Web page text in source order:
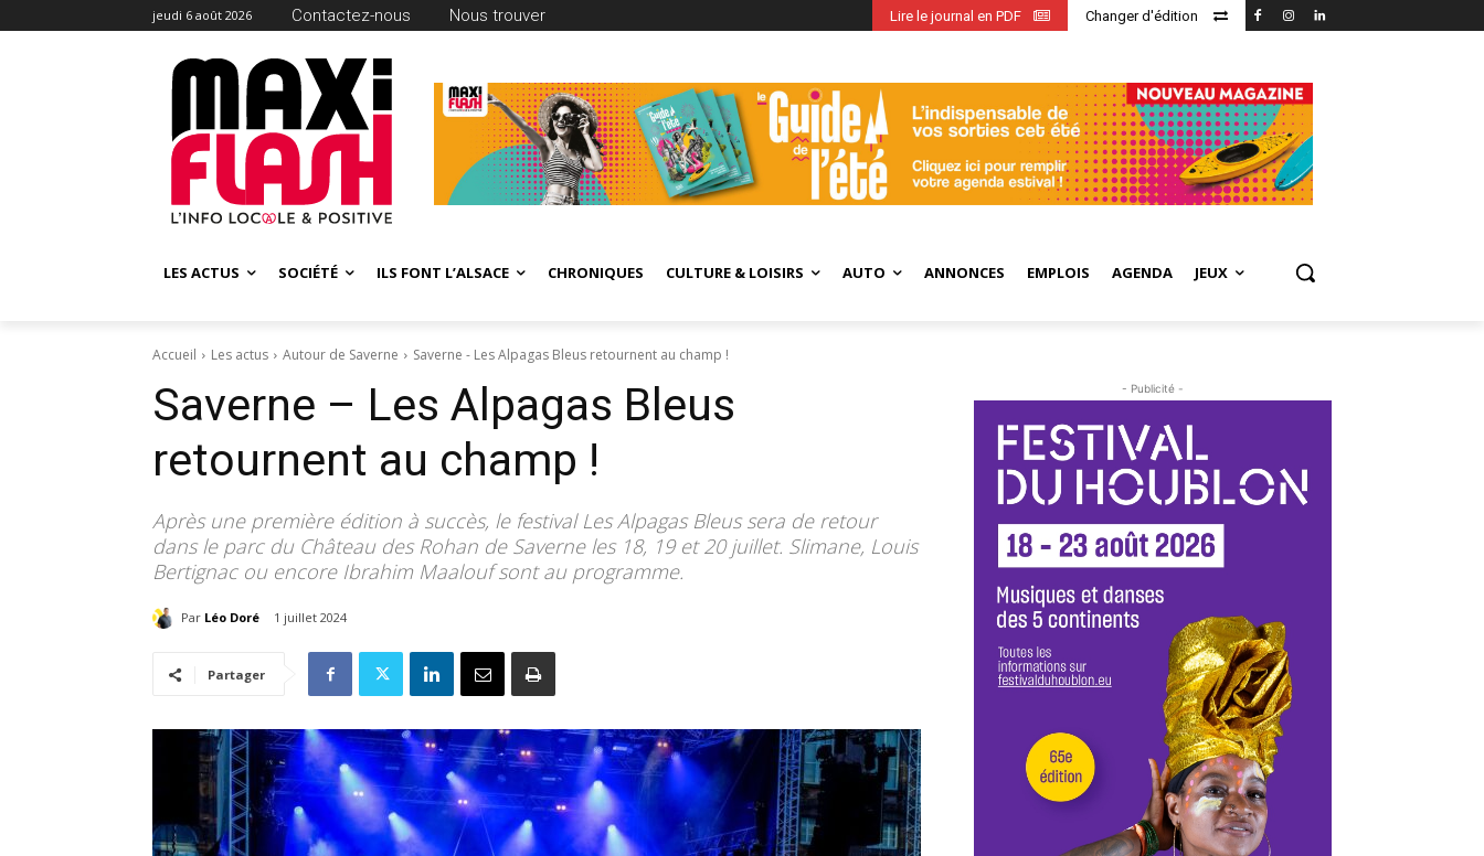
jeudi 6 août 2026 Contactez-nous Nous trouver Changer d'édition
Lire le journal en PDF
LES ACTUS SOCIÉTÉ ILS FONT L’ALSACE CHRONIQUES CULTURE & LOISIRS AUTO ANNONCES EMPLOIS AGENDA JEUX
Accueil Les actus Autour de Saverne Saverne - Les Alpagas Bleus retournent au champ !
Saverne – Les Alpagas Bleus
retournent au champ !
Après une première édition à succès, le festival Les Alpagas Bleus sera de retour
dans le parc du Château des Rohan de Saverne les 18, 19 et 20 juillet. Slimane, Louis
Bertignac ou encore Ibrahim Maalouf sont au programme.
Par Léo Doré 1 juillet 2024
Partager
- Publicité -